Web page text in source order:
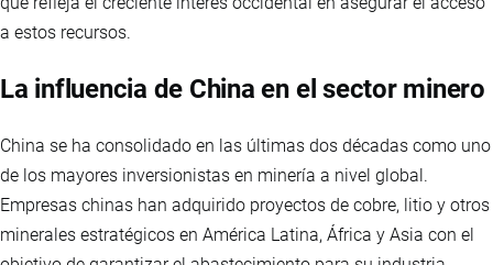
a estos recursos.
La influencia de China en el sector minero
China se ha consolidado en las últimas dos décadas como uno
de los mayores inversionistas en minería a nivel global.
Empresas chinas han adquirido proyectos de cobre, litio y otros
minerales estratégicos en América Latina, África y Asia con el